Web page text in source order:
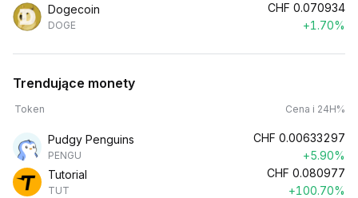
Dogecoin
DOGE
CHF 0.070934
+1.70%
Trendujące monety
Token Cena i 24H%
Pudgy Penguins
PENGU
CHF 0.00633297
+5.90%
Tutorial
TUT
CHF 0.080977
+100.70%